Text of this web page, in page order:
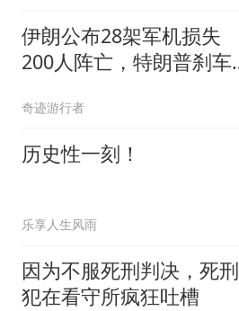
伊朗公布28架军机损失
200人阵亡，特朗普刹车
奇迹游行者
历史性一刻！
乐享人生风雨
因为不服死刑判决，死刑
犯在看守所疯狂吐槽